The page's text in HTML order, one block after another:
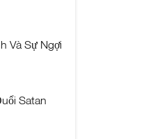
Và Sự Ngợi
Satan